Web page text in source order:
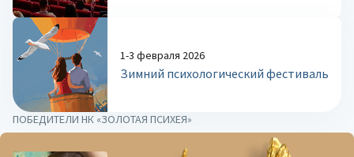
1-3 февраля 2026
Зимний психологический фестиваль
ПОБЕДИТЕЛИ НК «ЗОЛОТАЯ ПСИХЕЯ»